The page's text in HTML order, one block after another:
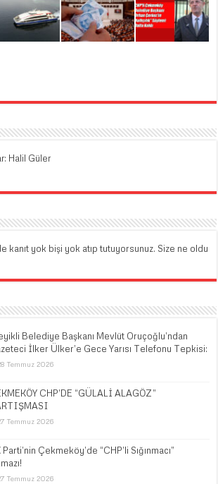
Halil Güler
kanıt yok bişi yok atıp tutuyorsunuz. Size ne oldu
Belediye Başkanı Mevlüt Oruçoğlu’ndan
İlker Ülker’e Gece Yarısı Telefonu Tepkisi:
Temmuz 2026
CHP’DE “GÜLALİ ALAGÖZ”
Temmuz 2026
Parti’nin Çekmeköy’de “CHP’li Sığınmacı”
Temmuz 2026